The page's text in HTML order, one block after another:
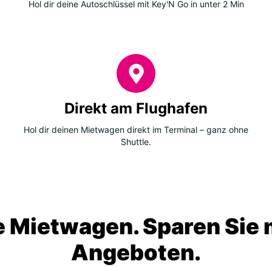
Hol dir deine Autoschlüssel mit Key'N Go in unter 2 Min
Direkt am Flughafen
Hol dir deinen Mietwagen direkt im Terminal – ganz ohne
Shuttle.
Mietwagen. Sparen Sie
Angeboten.